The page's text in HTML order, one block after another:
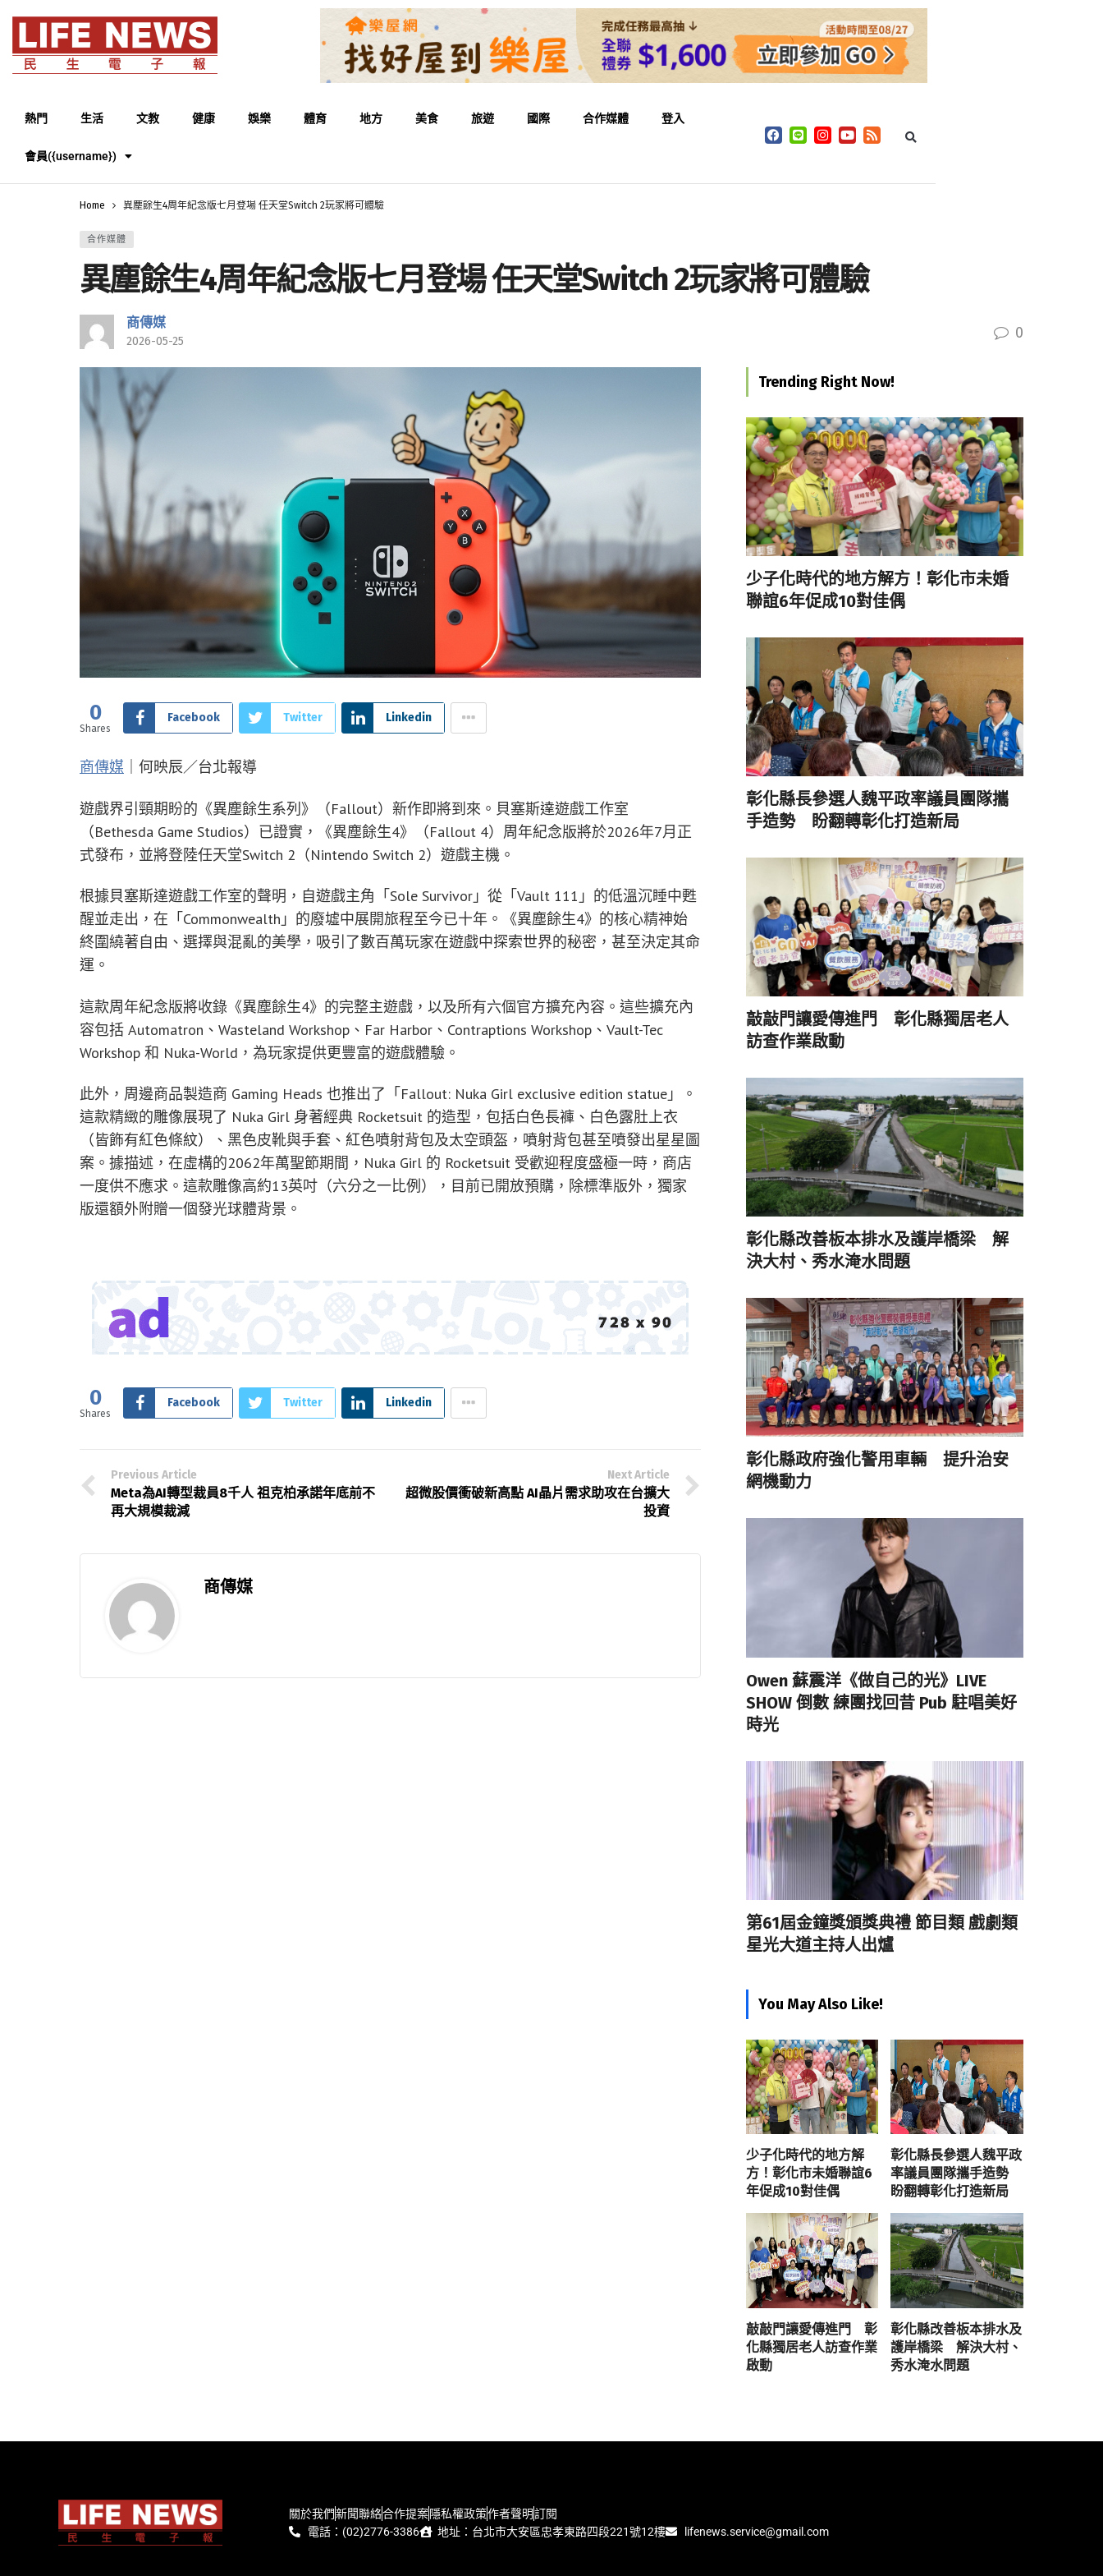
熱門 生活 文教 健康 娛樂 體育 地方 美食 旅遊 國際 合作媒體 登入
會員({username})
Home 異塵餘生4周年紀念版七月登場 任天堂Switch 2玩家將可體驗
合作媒體
異塵餘生4周年紀念版七月登場 任天堂Switch 2玩家將可體驗
商傳媒
2026-05-25 0
0
Shares
Facebook Twitter Linkedin
商傳媒 ｜何映辰／台北報導
遊戲界引頸期盼的《異塵餘生系列》（Fallout）新作即將到來。貝塞斯達遊戲工作室
（Bethesda Game Studios）已證實，《異塵餘生4》（Fallout 4）周年紀念版將於2026年7月正
式發布，並將登陸任天堂Switch 2（Nintendo Switch 2）遊戲主機。
根據貝塞斯達遊戲工作室的聲明，自遊戲主角「Sole Survivor」從「Vault 111」的低溫沉睡中甦
醒並走出，在「Commonwealth」的廢墟中展開旅程至今已十年。《異塵餘生4》的核心精神始
終圍繞著自由、選擇與混亂的美學，吸引了數百萬玩家在遊戲中探索世界的秘密，甚至決定其命
運。
這款周年紀念版將收錄《異塵餘生4》的完整主遊戲，以及所有六個官方擴充內容。這些擴充內
容包括 Automatron、Wasteland Workshop、Far Harbor、Contraptions Workshop、Vault-Tec
Workshop 和 Nuka-World，為玩家提供更豐富的遊戲體驗。
此外，周邊商品製造商 Gaming Heads 也推出了「Fallout: Nuka Girl exclusive edition statue」。
這款精緻的雕像展現了 Nuka Girl 身著經典 Rocketsuit 的造型，包括白色長褲、白色露肚上衣
（皆飾有紅色條紋）、黑色皮靴與手套、紅色噴射背包及太空頭盔，噴射背包甚至噴發出星星圖
案。據描述，在虛構的2062年萬聖節期間，Nuka Girl 的 Rocketsuit 受歡迎程度盛極一時，商店
一度供不應求。這款雕像高約13英吋（六分之一比例），目前已開放預購，除標準版外，獨家
版還額外附贈一個發光球體背景。
0
Shares
Facebook Twitter Linkedin
Previous Article
Meta為AI轉型裁員8千人 祖克柏承諾年底前不
再大規模裁減
Next Article
超微股價衝破新高點 AI晶片需求助攻在台擴大
投資
商傳媒
Trending Right Now!
少子化時代的地方解方！彰化市未婚
聯誼6年促成10對佳偶
彰化縣長參選人魏平政率議員團隊攜
手造勢 盼翻轉彰化打造新局
敲敲門讓愛傳進門 彰化縣獨居老人
訪查作業啟動
彰化縣改善板本排水及護岸橋梁 解
決大村、秀水淹水問題
彰化縣政府強化警用車輛 提升治安
網機動力
Owen 蘇震洋《做自己的光》LIVE
SHOW 倒數 練團找回昔 Pub 駐唱美好
時光
第61屆金鐘獎頒獎典禮 節目類 戲劇類
星光大道主持人出爐
You May Also Like!
少子化時代的地方解
方！彰化市未婚聯誼6
年促成10對佳偶
彰化縣長參選人魏平政
率議員團隊攜手造勢
盼翻轉彰化打造新局
敲敲門讓愛傳進門 彰
化縣獨居老人訪查作業
啟動
彰化縣改善板本排水及
護岸橋梁 解決大村、
秀水淹水問題
關於我們新聞聯絡合作提案隱私權政策作者聲明訂閱
電話：(02)2776-3386
地址：台北市大安區忠孝東路四段221號12樓 lifenews.service@gmail.com